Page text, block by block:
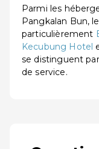
Parmi les
Pangkalan Bun,
particulièrement
Kecubung Hotel
se distinguent
de service.